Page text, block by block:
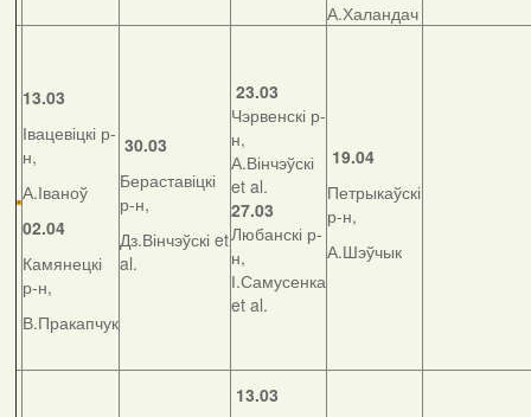
А.Халандач
13.03
Івацевіцкі р-
н,
А.Іваноў
02.04
Камянецкі
р-н,
В.Пракапчук
30.03
Бераставіцкі
р-н,
Дз.Вінчэўскі et
al.
23.03
Чэрвенскі р-
н,
А.Вінчэўскі
et al.
27.03
Любанскі р-
н,
І.Самусенка
et al.
19.04
Петрыкаўскі
р-н,
А.Шэўчык
13.03